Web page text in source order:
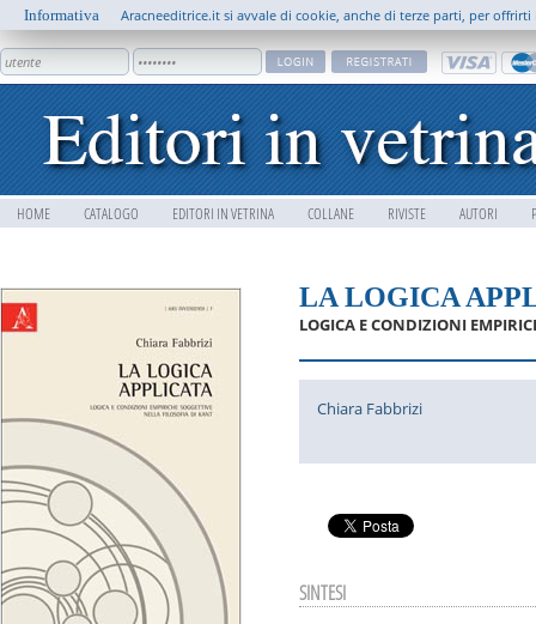
HOME CATALOGO EDITORI IN VETRINA COLLANE RIVISTE AUTORI
LA LOGICA
LOGICA E CONDIZIONI
Chiara Fabbrizi
SINTESI
Informativa Aracneeditrice.it si avvale di cookie, anche di terze parti, per